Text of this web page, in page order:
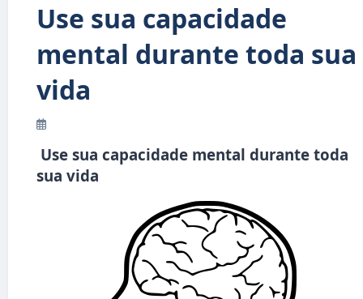
Use sua capacidade
mental durante toda sua
vida
Use sua capacidade mental durante toda
sua vida